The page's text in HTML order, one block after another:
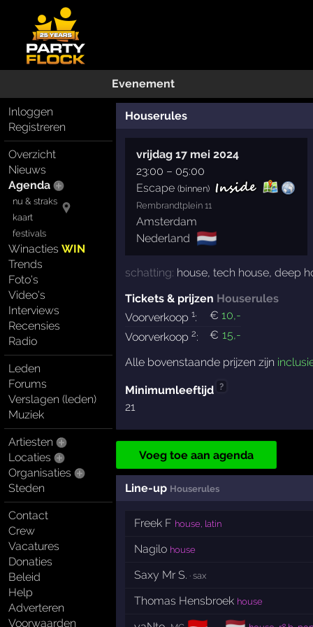
Evenement
Inloggen
Registreren
Overzicht
Nieuws
Agenda
nu & straks
kaart
festivals
WinactiesWIN
Trends
Foto's
Video's
Interviews
Recensies
Radio
Leden
Forums
Verslagen (leden)
Muziek
Artiesten
Locaties
Organisaties
Steden
Contact
Crew
Vacatures
Donaties
Beleid
Help
Adverteren
Voorwaarden
Houserules
vrijdag 17 mei 2024
23:00 – 05:00
Escape (binnen)
Rembrandtplein 11
Amsterdam
Nederland 🇳🇱
schatting: house, tech house, deep
Tickets & prijzen Houserules
Voorverkoop 1: € 10,-
Voorverkoop 2: € 15,-
Alle bovenstaande prijzen zijn
Minimumleeftijd ?
21
Voeg toe aan agenda
Line-up Houserules
Freek F house, latin
Nagilo house
Saxy Mr S. · sax
Thomas Hensbroek house